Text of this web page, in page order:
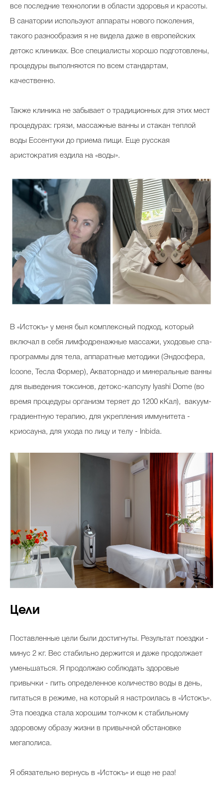
все последние технологии в области здоровья и красоты.
В санатории используют аппараты нового поколения,
такого разнообразия я не видела даже в европейских
детокс клиниках. Все специалисты хорошо подготовлены,
процедуры выполняются по всем стандартам,
качественно.
Также клиника не забывает о традиционных для этих мест
процедурах: грязи, массажные ванны и стакан теплой
воды Ессентуки до приема пищи. Еще русская
аристократия ездила на «воды».
В «Истокъ» у меня был комплексный подход, который
включал в себя лимфодренажные массажи, уходовые спа-
программы для тела, аппаратные методики (Эндосфера,
Icoone, Тесла Формер), Акваторнадо и минеральные ванны
для выведения токсинов, детокс-капсулу Iyashi Dome (во
время процедуры организм теряет до 1200 кКал), вакуум-
градиентную терапию, для укрепления иммунитета -
криосауна, для ухода по лицу и телу - Inbida.
Цели
Поставленные цели были достигнуты. Результат поездки -
минус 2 кг. Вес стабильно держится и даже продолжает
уменьшаться. Я продолжаю соблюдать здоровые
привычки - пить определенное количество воды в день,
питаться в режиме, на который я настроилась в «Истокъ».
Эта поездка стала хорошим толчком к стабильному
здоровому образу жизни в привычной обстановке
мегаполиса.
Я обязательно вернусь в «Истокъ» и еще не раз!